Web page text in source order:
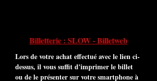
Billetterie : SLOW - Billetweb
Lors de votre achat effectué avec le lien ci-
dessus, il vous suffit d'imprimer le billet
ou de le présenter sur votre smartphone à